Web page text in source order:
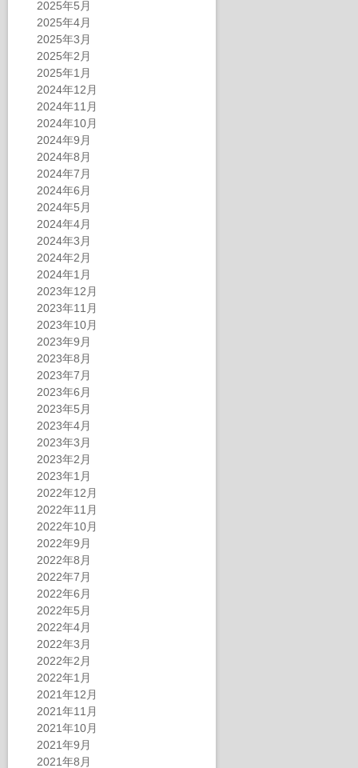
2025年5月
2025年4月
2025年3月
2025年2月
2025年1月
2024年12月
2024年11月
2024年10月
2024年9月
2024年8月
2024年7月
2024年6月
2024年5月
2024年4月
2024年3月
2024年2月
2024年1月
2023年12月
2023年11月
2023年10月
2023年9月
2023年8月
2023年7月
2023年6月
2023年5月
2023年4月
2023年3月
2023年2月
2023年1月
2022年12月
2022年11月
2022年10月
2022年9月
2022年8月
2022年7月
2022年6月
2022年5月
2022年4月
2022年3月
2022年2月
2022年1月
2021年12月
2021年11月
2021年10月
2021年9月
2021年8月